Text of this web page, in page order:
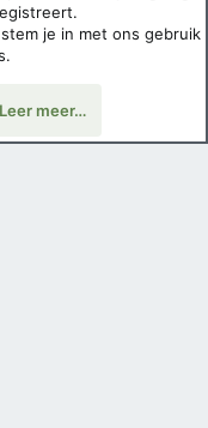
je in met ons gebruik
Leer meer…